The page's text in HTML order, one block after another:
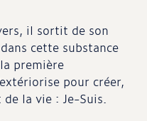
il sortit de son
cette substance
première
pour créer,
de la vie : Je-Suis.